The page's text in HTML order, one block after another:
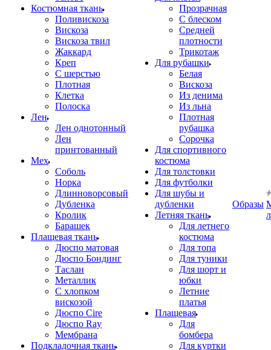
Костюмная ткань
Поливискоза
Вискоза
Вискоза твил
Жаккард
Креп
С шерстью
Плотная
Клетка
Полоска
Лен
Лен однотонный
Лен
принтованный
Мех
Соболь
Норка
Длинноворсовый
Дубленка
Кролик
Барашек
Плащевая ткань
Дюспо матовая
Дюспо Бондинг
Таслан
Металлик
С хлопком
вискозой
Дюспо Cire
Дюспо Ray
Мембрана
Подкладочная ткань
Прозрачная
С блеском
Средней
плотности
Трикотаж
Для рубашки
Белая
Вискоза
Из денима
Из льна
Плотная
рубашка
Сорочка
Для спортивного
костюма
Для толстовки
Для футболки
Для шубы и
дубленки
Летняя ткань
Для летнего
костюма
Для топа
Для туники
Для шорт и
юбки
Летние
платья
Плащевая
Для
бомбера
Для куртки
Образы